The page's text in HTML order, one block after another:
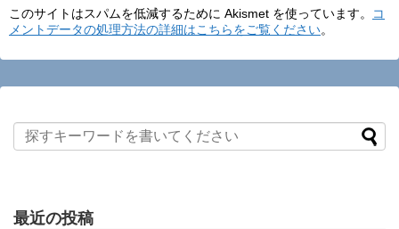
このサイトはスパムを低減するために Akismet を使っています。
コ
メントデータの処理方法の詳細はこちらをご覧ください。
最近の投稿